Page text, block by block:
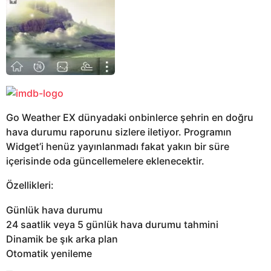
Go Weather EX dünyadaki onbinlerce şehrin en doğru
hava durumu raporunu sizlere iletiyor. Programın
Widget’i henüz yayınlanmadı fakat yakın bir süre
içerisinde oda güncellemelere eklenecektir.
Özellikleri:
Günlük hava durumu
24 saatlik veya 5 günlük hava durumu tahmini
Dinamik be şık arka plan
Otomatik yenileme